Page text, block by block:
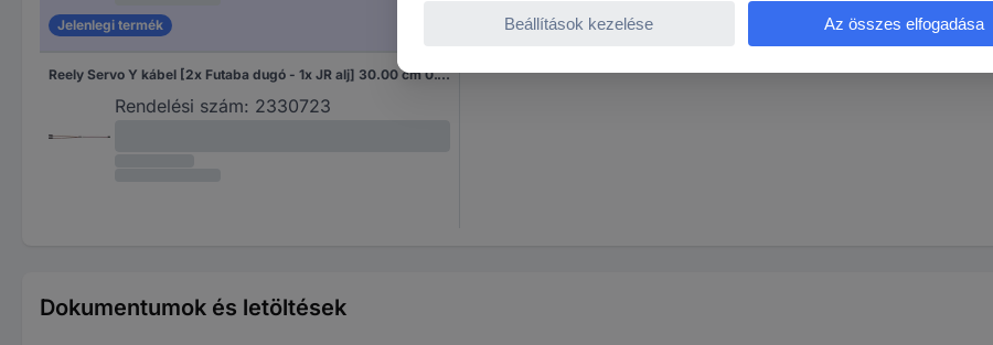
Jelenlegi termék
Reely Servo Y kábel [2x Futaba dugó - 1x JR alj] 30.00 cm 0.14 mm²
Rendelési szám: 2330723
Dokumentumok és letöltések